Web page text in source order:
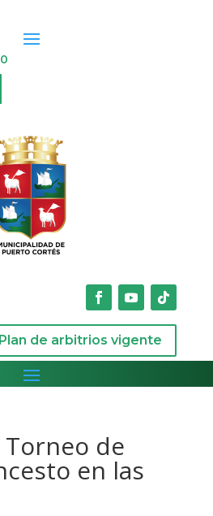
Plan de arbitrios vigente
Torneo de
en las